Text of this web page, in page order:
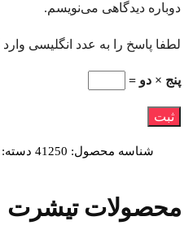
دوباره دیدگاهی می‌نویسم.
لطفا پاسخ را به عدد انگلیسی وارد
پنج × دو =
شناسه محصول: 41250
محصولات تیشرت